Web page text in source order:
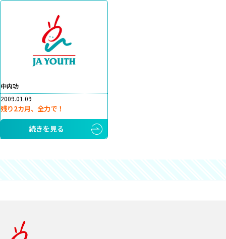
中内功
2009.01.09
残り2カ月、全力で！
続きを見る